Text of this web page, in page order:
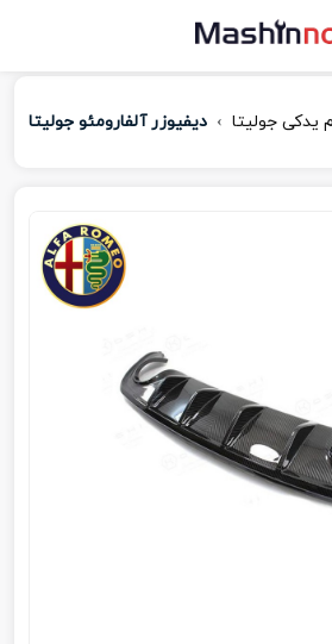
یدکی جولیتا دیفیوزر آلفارومئو جولیتا